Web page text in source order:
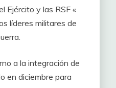
Ejército y las RSF «
líderes militares de
a la integración de
en diciembre para